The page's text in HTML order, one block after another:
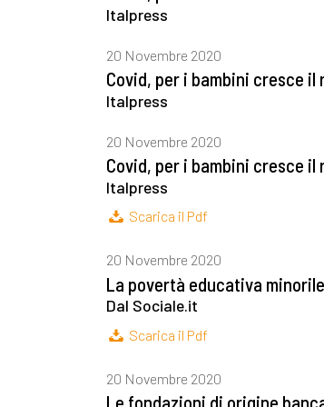
Italpress
20 Novembre 2020
Covid, per i bambini cresce
Italpress
20 Novembre 2020
Covid, per i bambini cresce
Italpress
Scarica il Pdf
20 Novembre 2020
La povertà educativa minorile
Dal Sociale.it
Scarica il Pdf
20 Novembre 2020
Le fondazioni di origine